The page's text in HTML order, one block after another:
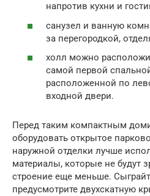
напротив кухни и
санузел и ванную
за перегородкой,
холл можно
самой первой
расположенной по
входной двери.
Перед таким компактным
оборудовать открытое
наружной отделки лучше
материалы, которые не будут
строение еще меньше.
предусмотрите двухскатную